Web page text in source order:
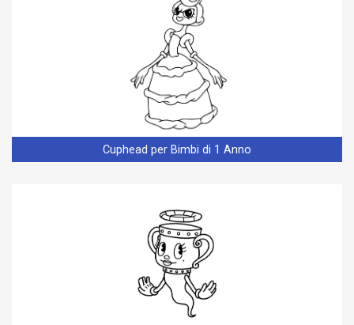
Cuphead per Bimbi di 1 Anno